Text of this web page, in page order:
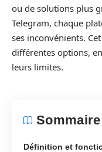
ou de solutions plus
Telegram, chaque
ses inconvénients.
différentes options,
leurs limites.
Sommaire
Définition et